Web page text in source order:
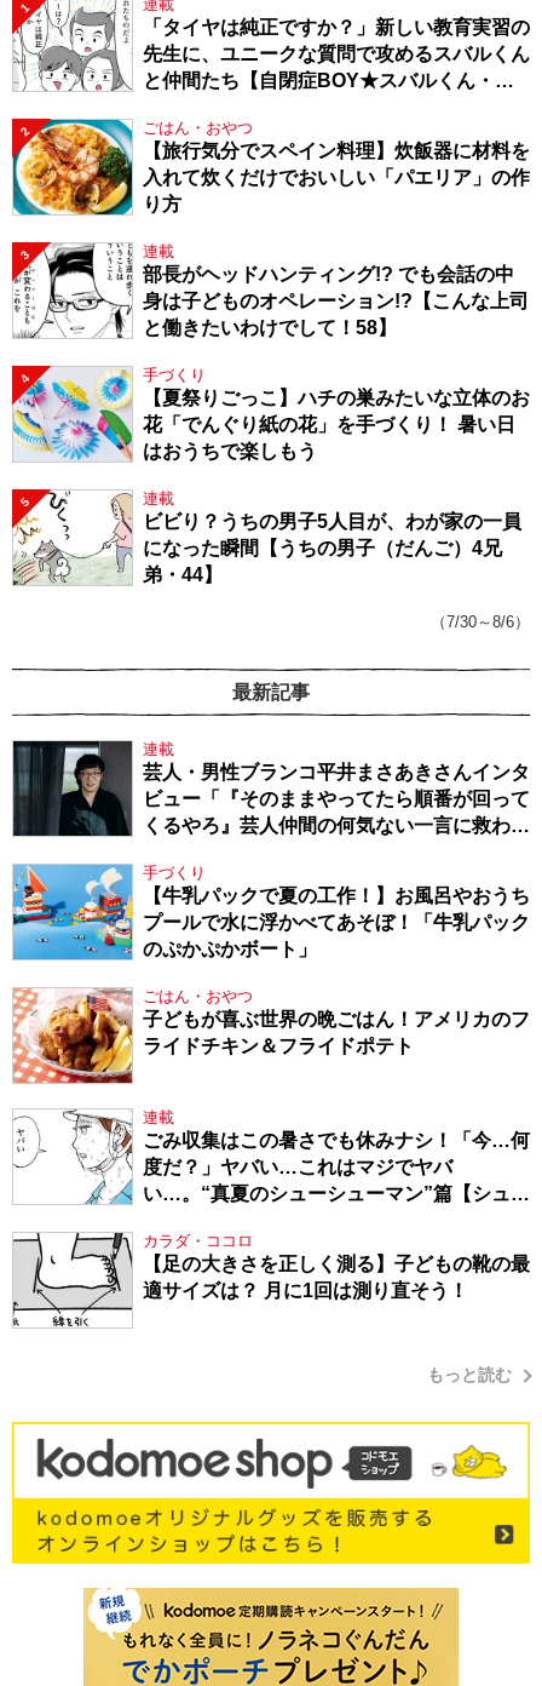
1 連載
「タイヤは純正ですか？」新しい教育実習の
先生に、ユニークな質問で攻めるスバルくん
と仲間たち【自閉症BOY★スバルくん・
2 ごはん・おやつ
【旅行気分でスペイン料理】炊飯器に材料を
入れて炊くだけでおいしい「パエリア」の作
り方
3 連載
部長がヘッドハンティング!? でも会話の中
身は子どものオペレーション!?【こんな上司
と働きたいわけでして！58】
4 手づくり
【夏祭りごっこ】ハチの巣みたいな立体のお
花「でんぐり紙の花」を手づくり！ 暑い日
はおうちで楽しもう
5 連載
ビビり？うちの男子5人目が、わが家の一員
になった瞬間【うちの男子（だんご）4兄
弟・44】
（7/30～8/6）
最新記事
連載
芸人・男性ブランコ平井まさあきさんインタ
ビュー「『そのままやってたら順番が回って
くるやろ』芸人仲間の何気ない一言に救われ
手づくり
【牛乳パックで夏の工作！】お風呂やおうち
プールで水に浮かべてあそぼ！「牛乳パック
のぷかぷかボート」
ごはん・おやつ
子どもが喜ぶ世界の晩ごはん！アメリカのフ
ライドチキン＆フライドポテト
連載
ごみ収集はこの暑さでも休みナシ！「今…何
度だ？」ヤバい…これはマジでヤバ
い…。“真夏のシューシューマン”篇【シュー
カラダ・ココロ
【足の大きさを正しく測る】子どもの靴の最
適サイズは？ 月に1回は測り直そう！
もっと読む